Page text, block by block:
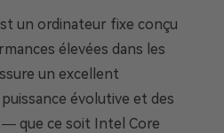
un ordinateur fixe conçu
élevées dans les
un excellent
évolutive et des
que ce soit Intel Core